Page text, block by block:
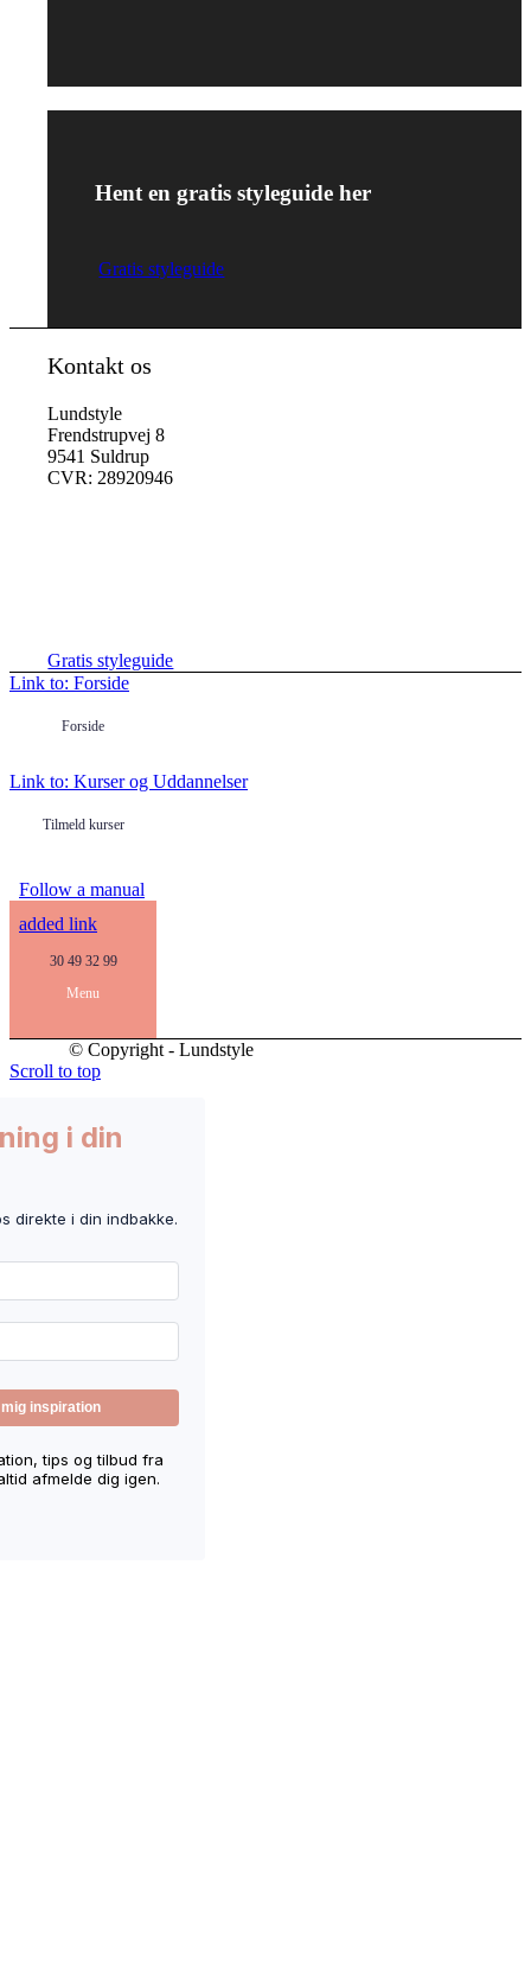
Hent en gratis styleguide her
Gratis styleguide
Kontakt os
Lundstyle
Frendstrupvej 8
9541 Suldrup
CVR: 28920946
Gratis styleguide
Link to: Forside
Forside
Link to: Kurser og Uddannelser
Tilmeld kurser
Follow a manual
added link
30 49 32 99
Menu
© Copyright - Lundstyle
Scroll to top
i din
direkte i din indbakke.
tips og tilbud fra
afmelde dig igen.